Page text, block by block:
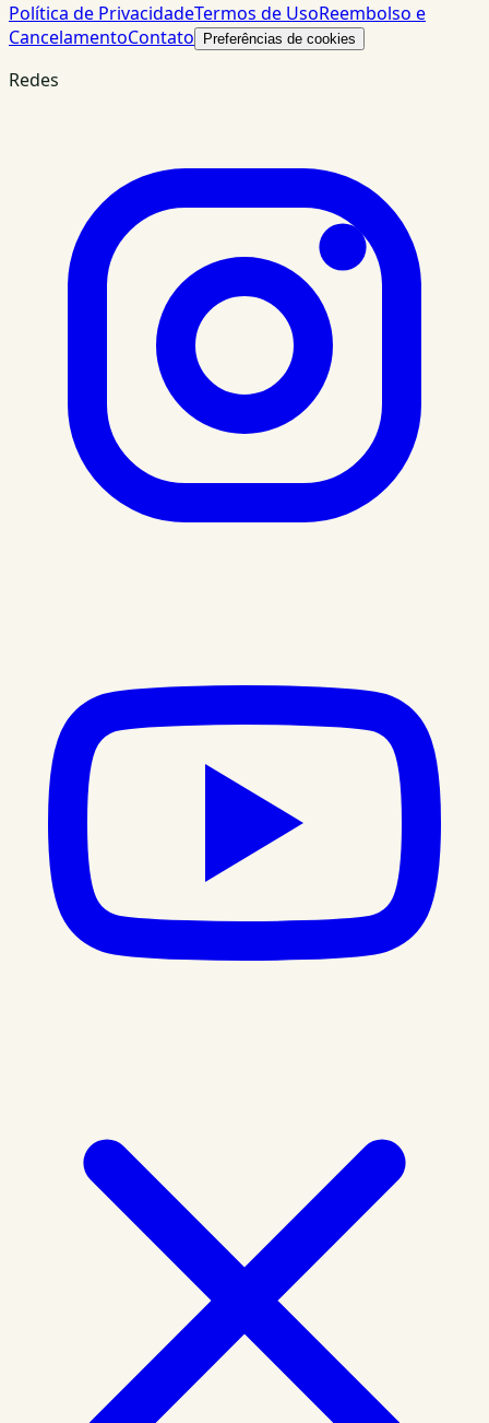
Política de PrivacidadeTermos de UsoReembolso e
CancelamentoContato Preferências de cookies
Redes